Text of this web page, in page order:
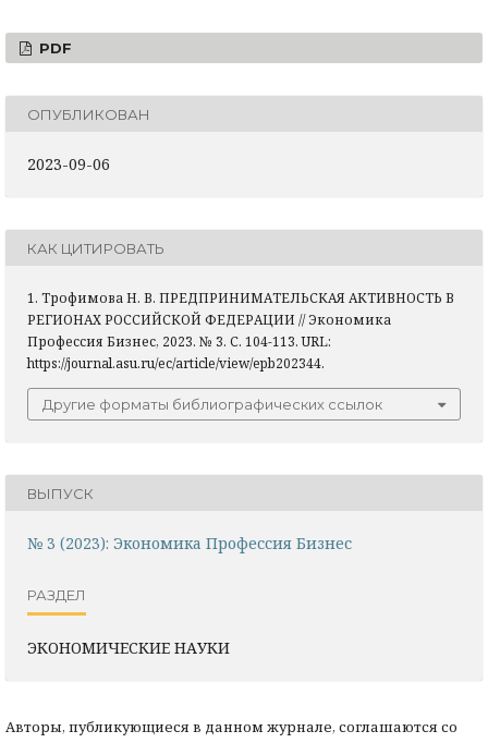
PDF
ОПУБЛИКОВАН
2023-09-06
КАК ЦИТИРОВАТЬ
1. Трофимова Н. В. ПРЕДПРИНИМАТЕЛЬСКАЯ АКТИВНОСТЬ В
РЕГИОНАХ РОССИЙСКОЙ ФЕДЕРАЦИИ // Экономика
Профессия Бизнес, 2023. № 3. С. 104-113. URL:
https://journal.asu.ru/ec/article/view/epb202344.
Другие форматы библиографических ссылок
ВЫПУСК
№ 3 (2023): Экономика Профессия Бизнес
РАЗДЕЛ
ЭКОНОМИЧЕСКИЕ НАУКИ
Авторы, публикующиеся в данном журнале, соглашаются со